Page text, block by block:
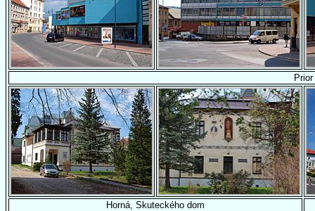
Prior
Horná, Skuteckého dom